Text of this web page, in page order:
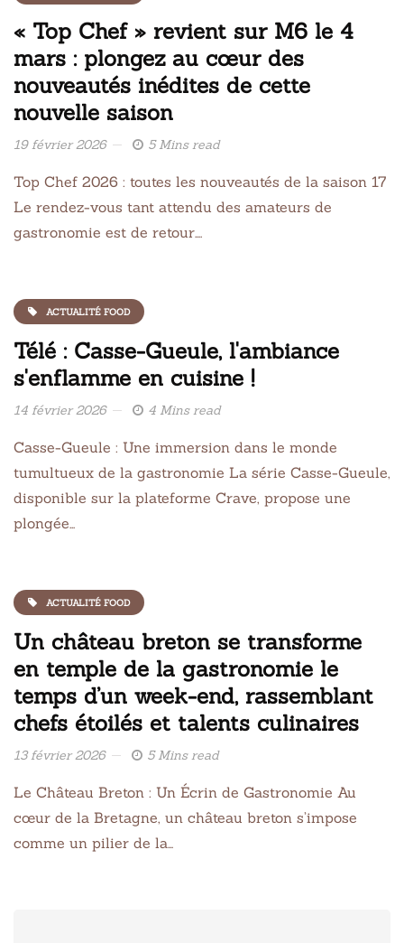
« Top Chef » revient sur M6 le 4
mars : plongez au cœur des
nouveautés inédites de cette
nouvelle saison
19 février 2026 5 Mins read
Top Chef 2026 : toutes les nouveautés de la saison 17
Le rendez-vous tant attendu des amateurs de
gastronomie est de retour….
ACTUALITÉ FOOD
Télé : Casse-Gueule, l'ambiance
s'enflamme en cuisine !
14 février 2026 4 Mins read
Casse-Gueule : Une immersion dans le monde
tumultueux de la gastronomie La série Casse-Gueule,
disponible sur la plateforme Crave, propose une
plongée…
ACTUALITÉ FOOD
Un château breton se transforme
en temple de la gastronomie le
temps d’un week-end, rassemblant
chefs étoilés et talents culinaires
13 février 2026 5 Mins read
Le Château Breton : Un Écrin de Gastronomie Au
cœur de la Bretagne, un château breton s’impose
comme un pilier de la…